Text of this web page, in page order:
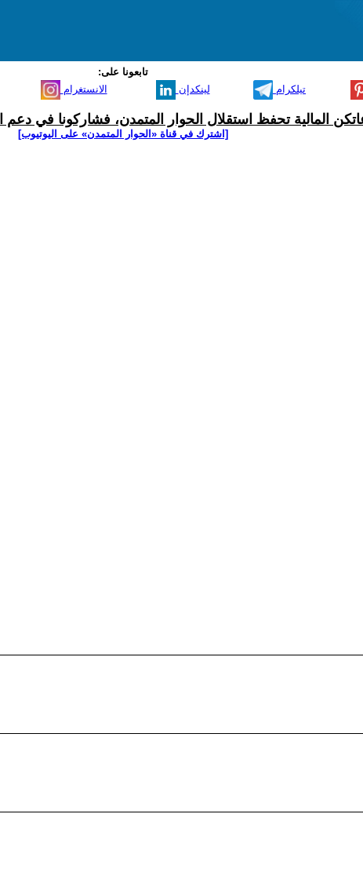
تابعونا على:
الانستغرام لينكدإن تيلكرام
المالية تحفظ استقلال الحوار المتمدن، فشاركونا في دعم
[اشترك في قناة ‫«الحوار المتمدن» على اليوتيوب]